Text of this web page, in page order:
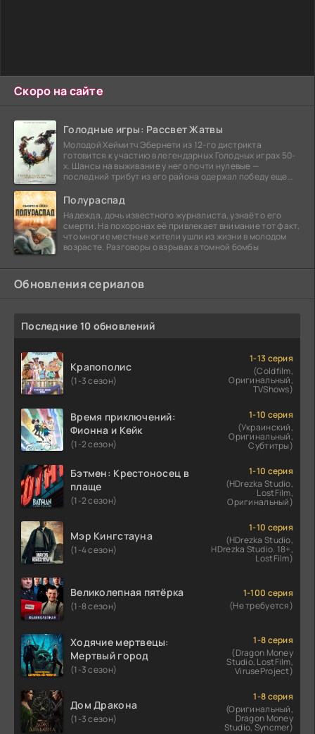
Скоро на сайте
Голодные игры: Рассвет Жатвы
Молодой Хеймитч Эбернети из 12-го дистрикта
готовится к участию в легендарных Голодных играх 50-
х. Шансы на выживание у него почти нулевые —
последний трибут из его района одержал победу еще
Полураспад
Надежда, дочь известного журналиста, узнаёт о его
смерти. На похоронах её привлекает внимание тот факт,
что многие местные жители ушли из жизни в молодом
возрасте. Разговоры о взрывах атомной бомбы
Обновления сериалов
Последние 10 обновлений
Крапополис
(1-3 сезон)
1-13 серия
(Coldfilm,
Оригинальный,
TVShows)
Время приключений:
Фионна и Кейк
(1-2 сезон)
1-10 серия
(Украинский,
Оригинальный,
Субтитры)
Бэтмен: Крестоносец в
плаще
(1-2 сезон)
1-10 серия
(HDrezka Studio,
LostFilm,
Оригинальный)
Мэр Кингстауна
(1-4 сезон)
1-10 серия
(HDrezka Studio,
HDrezka Studio. 18+,
LostFilm)
Великолепная пятёрка
(1-8 сезон)
1-100 серия
(Не требуется)
Ходячие мертвецы:
Мертвый город
(1-3 сезон)
1-8 серия
(Dragon Money
Studio, LostFilm,
ViruseProject)
Дом Дракона
(1-3 сезон)
1-8 серия
(Оригинальный,
Dragon Money
Studio, Syncmer)